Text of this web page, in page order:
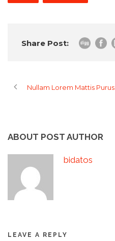
Share Post:
Nullam Lorem Mattis Purus
ABOUT POST AUTHOR
bidatos
LEAVE A REPLY